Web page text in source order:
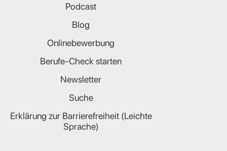
Podcast
Blog
Onlinebewerbung
Berufe-Check starten
Newsletter
Suche
Erklärung zur Barrierefreiheit (Leichte
Sprache)